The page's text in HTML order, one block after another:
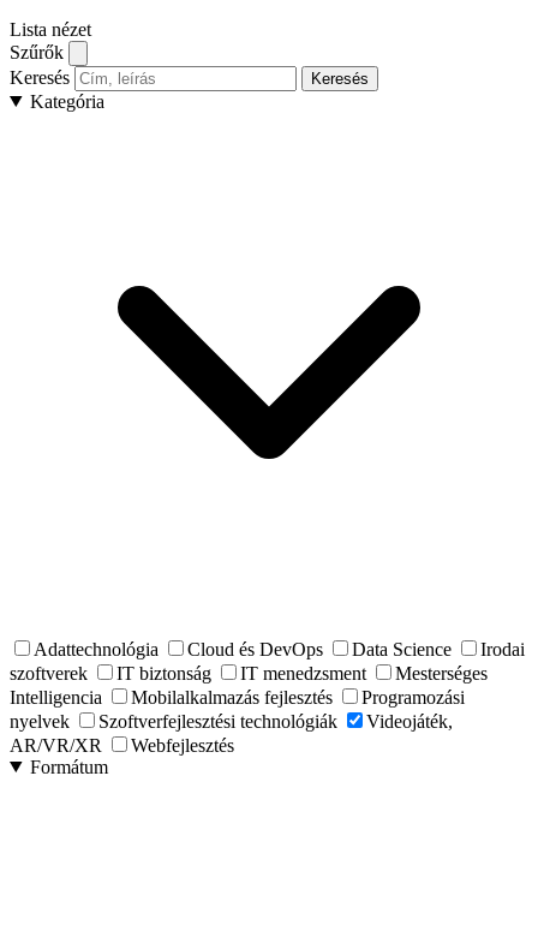
Lista nézet
Szűrők
Keresés
Keresés
Kategória
Adattechnológia Cloud és DevOps Data Science
Irodai
szoftverek
IT biztonság IT menedzsment
Mesterséges
Intelligencia
Mobilalkalmazás fejlesztés
Programozási
nyelvek
Szoftverfejlesztési technológiák
Videojáték,
AR/VR/XR
Webfejlesztés
Formátum